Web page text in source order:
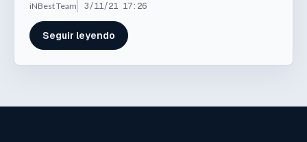
iNBest Team 3/11/21 17:26
Seguir leyendo